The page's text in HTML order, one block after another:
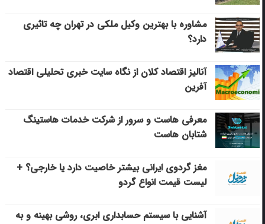
مشاوره با بهترین وکیل ملکی در تهران چه تاثیری
دارد؟
آنالیز اقتصاد کلان از نگاه سایت خبری تحلیلی اقتصاد
آفرین
معرفی هاست و سرور از شرکت خدمات هاستینگ
شتابان هاست
مغز گردوی ایرانی بیشتر خاصیت دارد یا خارجی؟ +
لیست قیمت انواع گردو
آشنایی با سیستم حسابداری ابری، روشی بهینه و به